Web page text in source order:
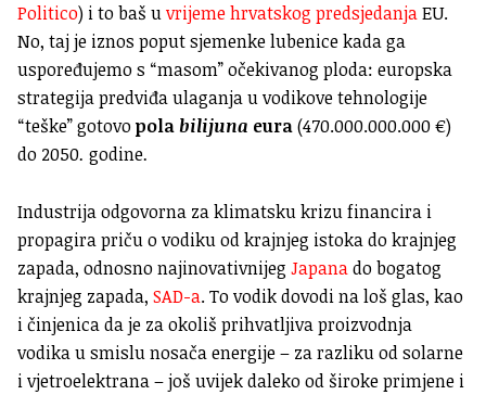
Politico) i to baš uvrijeme hrvatskog predsjedanjaEU.
No, taj je iznos poput sjemenke lubenice kada ga
uspoređujemo s “masom” očekivanog ploda: europska
strategija predviđa ulaganja u vodikove tehnologije
“teške” gotovopolabilijuna eura(470.000.000.000 €)
do 2050. godine.
Industrija odgovorna za klimatsku krizu financira i
propagira priču o vodiku od krajnjeg istoka do krajnjeg
zapada, odnosno najinovativnijeg Japanado bogatog
krajnjeg zapada, SAD-a. To vodik dovodi na loš glas, kao
i činjenica da je za okoliš prihvatljiva proizvodnja
vodika u smislu nosača energije – za razliku od solarne
i vjetroelektrana – još uvijek daleko od široke primjene i